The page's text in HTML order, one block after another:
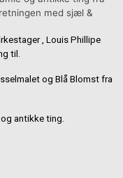
med sjæl &
, Louis Phillipe
til.
og Blå Blomst fra
antikke ting.